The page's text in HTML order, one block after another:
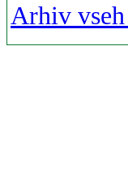
Arhiv vseh